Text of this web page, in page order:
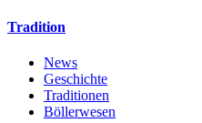
Tradition
News
Geschichte
Traditionen
Böllerwesen